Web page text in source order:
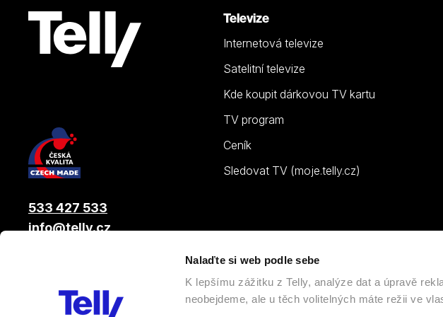
Nalaďte si web podle sebe
K lepšímu zážitku z Telly, analýze dat a úpravě
neobejdeme, ale u těch volitelných máte režii ve
Televize
Internetová televize
Satelitní televize
Kde koupit dárkovou TV kartu
TV program
Ceník
Sledovat TV (moje.telly.cz)
533 427 533
info@telly.cz
, člen skupiny LAMA ENERGY GROUP | Všechna práva